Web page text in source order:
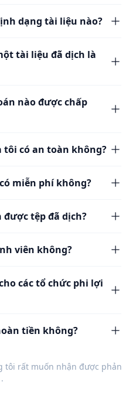
dạng tài liệu nào?
tài liệu đã dịch là
nào được chấp
có an toàn không?
miễn phí không?
tệp đã dịch?
viên không?
các tổ chức phi lợi
tiền không?
tôi rất muốn nhận được phản
.